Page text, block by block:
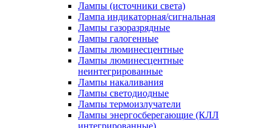
Лампы (источники света)
Лампа индикаторная/сигнальная
Лампы газоразрядные
Лампы галогенные
Лампы люминесцентные
Лампы люминесцентные
неинтегрированные
Лампы накаливания
Лампы светодиодные
Лампы термоизлучатели
Лампы энергосберегающие (КЛЛ
интегрированные)